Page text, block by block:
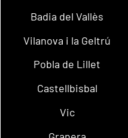
Badia del Vallès
Vilanova i la Geltrú
Pobla de Lillet
Castellbisbal
Vic